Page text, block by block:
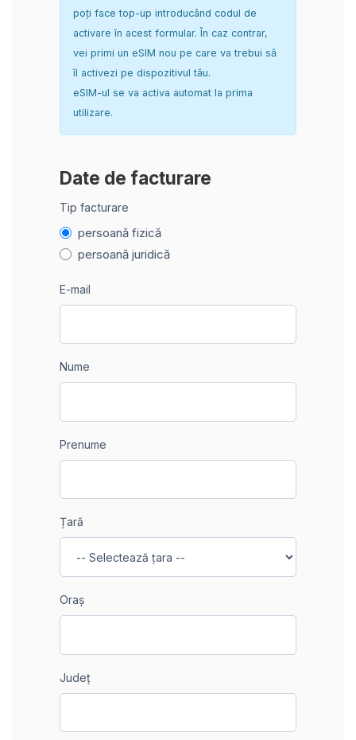
poți face top-up introducând codul de
activare în acest formular. În caz contrar,
vei primi un eSIM nou pe care va trebui să
îl activezi pe dispozitivul tău.
eSIM-ul se va activa automat la prima
utilizare.
Date de facturare
Tip facturare
persoană fizică
persoană juridică
E-mail
Nume
Prenume
Țară
Oraș
Județ